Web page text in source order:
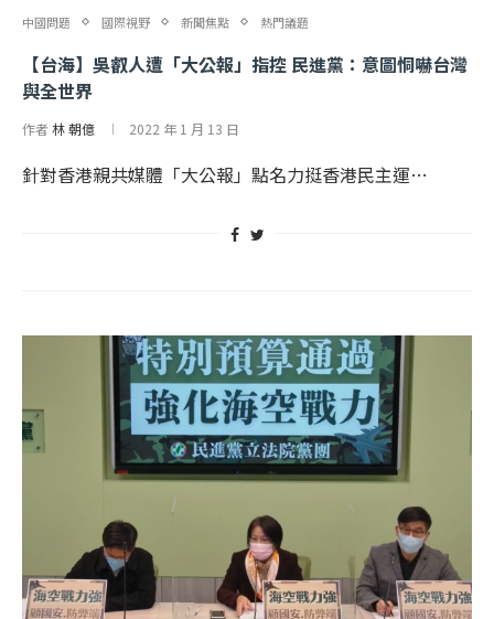
中國問題 國際視野 新聞焦點 熱門議題
【台海】吳叡人遭「大公報」指控 民進黨：意圖恫嚇台灣
與全世界
作者林 朝億 2022 年 1 月 13 日
針對香港親共媒體「大公報」點名力挺香港民主運…